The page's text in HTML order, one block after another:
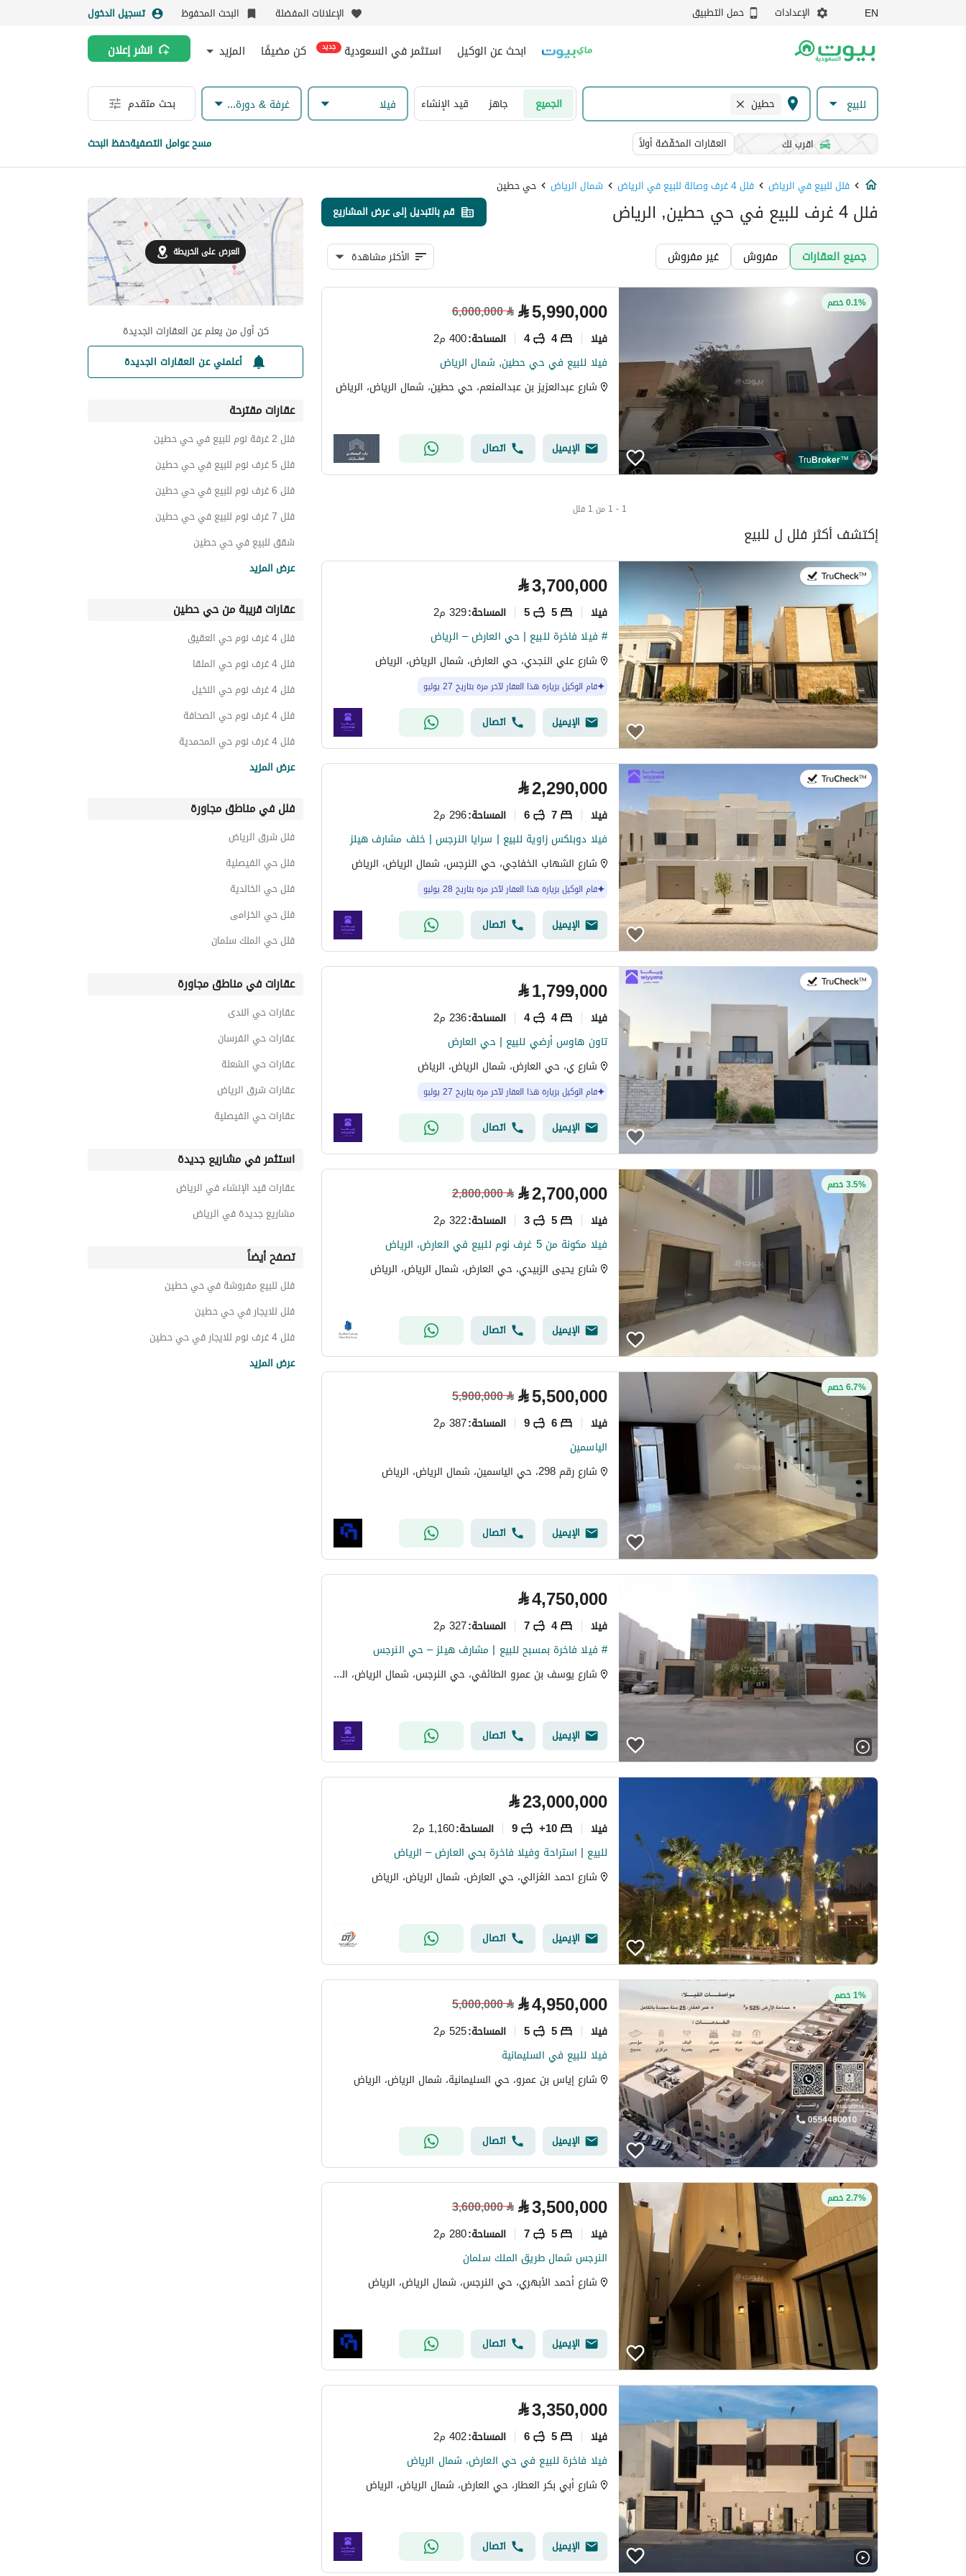
EN الإعدادات حمل التطبيق الإعلانات المفضلة البحث المحفوظ تسجيل الدخول
ابحث عن الوكيل استثمر في السعودية جديد كن مضيفًا المزيد انشر إعلان
للبيع حطين الجميع جاهز قيد الإنشاء فیلا غرفة & دورة مياه بحث متقدم
اقرب لك العقارات المخفّضة أولاً مسح عوامل التصفيةحفظ البحث
فلل للبيع في الرياض فلل 4 غرف وصالة للبيع في الرياض شمال الرياض حي حطين
فلل 4 غرف للبيع في حي حطين, الرياض قم بالتبديل إلى عرض المشاريع
جميع العقارات مفروش غير مفروش الأكثر مشاهدة
0.1% خصم
TruBroker™
⃁5,990,000
⃁
6,000,000
فیلا 4
4 المساحة:400 م2
فيلا للبيع في حي حطين, شمال الرياض
شارع عبدالعزيز بن عبدالمنعم، حي حطين، شمال الرياض، الرياض
الإيميل اتصال
1 - 1 من 1 فلل
إكتشف أكثر فلل ل للبيع
⃁3,700,000
فیلا 5
5 المساحة:329 م2
# فيلا فاخرة للبيع | حي العارض – الرياض
شارع علي النجدي، حي العارض، شمال الرياض، الرياض
قام الوكيل بزيارة هذا العقار لآخر مرة بتاريخ 27 يوليو
الإيميل اتصال
⃁2,290,000
فیلا 7
6 المساحة:296 م2
فيلا دوبلكس زاوية للبيع | سرايا النرجس | خلف مشارف هيلز
شارع الشهاب الخفاجي، حي النرجس، شمال الرياض، الرياض
قام الوكيل بزيارة هذا العقار لآخر مرة بتاريخ 28 يوليو
الإيميل اتصال
⃁1,799,000
فیلا 4
4 المساحة:236 م2
تاون هاوس أرضي للبيع | حي العارض
شارع ي، حي العارض، شمال الرياض، الرياض
قام الوكيل بزيارة هذا العقار لآخر مرة بتاريخ 27 يوليو
الإيميل اتصال
3.5% خصم ⃁2,700,000
⃁
2,800,000
فیلا 5
3 المساحة:322 م2
فيلا مكونة من 5 غرف نوم للبيع في العارض، الرياض
شارع يحيى الزبيدي، حي العارض، شمال الرياض، الرياض
الإيميل اتصال
6.7% خصم ⃁5,500,000
⃁
5,900,000
فیلا 6
9 المساحة:387 م2
الياسمين
شارع رقم 298، حي الياسمين، شمال الرياض، الرياض
الإيميل اتصال
⃁4,750,000
فیلا 4
7 المساحة:327 م2
# فيلا فاخرة بمسبح للبيع | مشارف هيلز – حي النرجس
شارع يوسف بن عمرو الطائفي، حي النرجس، شمال الرياض، الرياض
الإيميل اتصال
⃁23,000,000
فیلا 10+
9 المساحة:1,160 م2
للبيع | استراحة وفيلا فاخرة بحي العارض – الرياض
شارع احمد الغزالي، حي العارض، شمال الرياض، الرياض
الإيميل اتصال
1% خصم ⃁4,950,000
⃁
5,000,000
فیلا 5
5 المساحة:525 م2
فيلا للبيع في السليمانية
شارع إياس بن عمرو، حي السليمانية، شمال الرياض، الرياض
الإيميل اتصال
2.7% خصم ⃁3,500,000
⃁
3,600,000
فیلا 5
7 المساحة:280 م2
النرجس شمال طريق الملك سلمان
شارع أحمد الأبهري، حي النرجس، شمال الرياض، الرياض
الإيميل اتصال
⃁3,350,000
فیلا 5
6 المساحة:402 م2
فيلا فاخرة للبيع في حي العارض، شمال الرياض
شارع أبي بكر العطار، حي العارض، شمال الرياض، الرياض
الإيميل اتصال
العرض على الخريطة
كن أول من يعلم عن العقارات الجديدة
أعلمني عن العقارات الجديدة
عقارات مقترحة
فلل 2 غرفة نوم للبيع في حي حطين
فلل 5 غرف نوم للبيع في حي حطين
فلل 6 غرف نوم للبيع في حي حطين
فلل 7 غرف نوم للبيع في حي حطين
شقق للبيع في حي حطين
ادوار للبيع في حي حطين
عمائر سكنية للبيع في حي حطين
عقارات للبيع في حي حطين
عرض المزيد
عقارات قريبة من حي حطين
فلل 4 غرف نوم حي العقيق
فلل 4 غرف نوم حي الملقا
فلل 4 غرف نوم حي النخيل
فلل 4 غرف نوم حي الصحافة
فلل 4 غرف نوم حي المحمدية
فلل 4 غرف نوم حي الربيع
فلل 4 غرف نوم حي المروج
فلل 4 غرف نوم حي الرحمانية
عرض المزيد
فلل في مناطق مجاورة
فلل شرق الرياض
فلل حي الفيصلية
فلل حي الخالدية
فلل حي الخزامى
فلل حي الملك سلمان
عقارات في مناطق مجاورة
عقارات حي الندى
عقارات حي الفرسان
عقارات حي الشعلة
عقارات شرق الرياض
عقارات حي الفيصلية
استثمر في مشاريع جديدة
عقارات قيد الإنشاء في الرياض
مشاريع جديدة في الرياض
تصفح أيضاً
فلل للبيع مفروشة في حي حطين
فلل للايجار في حي حطين
فلل 4 غرف نوم للايجار في حي حطين
عرض المزيد